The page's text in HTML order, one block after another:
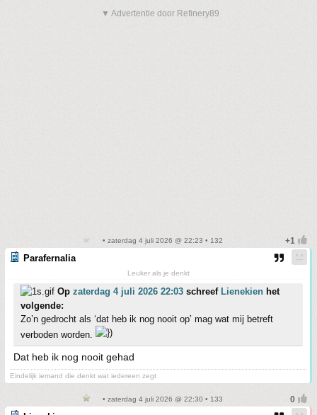
▼ Advertentie door Refinery89
• zaterdag 4 juli 2026 @ 22:23 • 132
Parafernalia
Leuker als je denkt
Op zaterdag 4 juli 2026 22:03 schreef Lienekien het
volgende:
Zo’n gedrocht als ‘dat heb ik nog nooit op’ mag wat mij betreft
verboden worden.
Dat heb ik nog nooit gehad
Eindelijk iemand die denkt wat iedereen zegt
• zaterdag 4 juli 2026 @ 22:30 • 133